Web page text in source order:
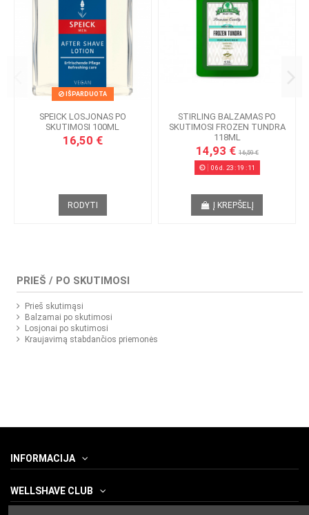
IŠPARDUOTA
SPEICK LOSJONAS PO
SKUTIMOSI 100ML
16,50 €
RODYTI
STIRLING BALZAMAS PO
SKUTIMOSI FROZEN TUNDRA
118ML
14,93 € 16,59 €
06d. 23:19 :11
Į KREPŠELĮ
PRIEŠ / PO SKUTIMOSI
Prieš skutimąsi
Balzamai po skutimosi
Losjonai po skutimosi
Kraujavimą stabdančios priemonės
INFORMACIJA
WELLSHAVE CLUB